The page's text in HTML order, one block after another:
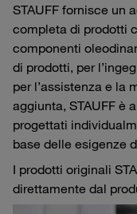
STAUFF fornisce un
completa di prodotti
componenti
di prodotti, per
per l’assistenza e la
aggiunta, STAUFF è
progettati
base delle esigenze
I prodotti originali
direttamente dal